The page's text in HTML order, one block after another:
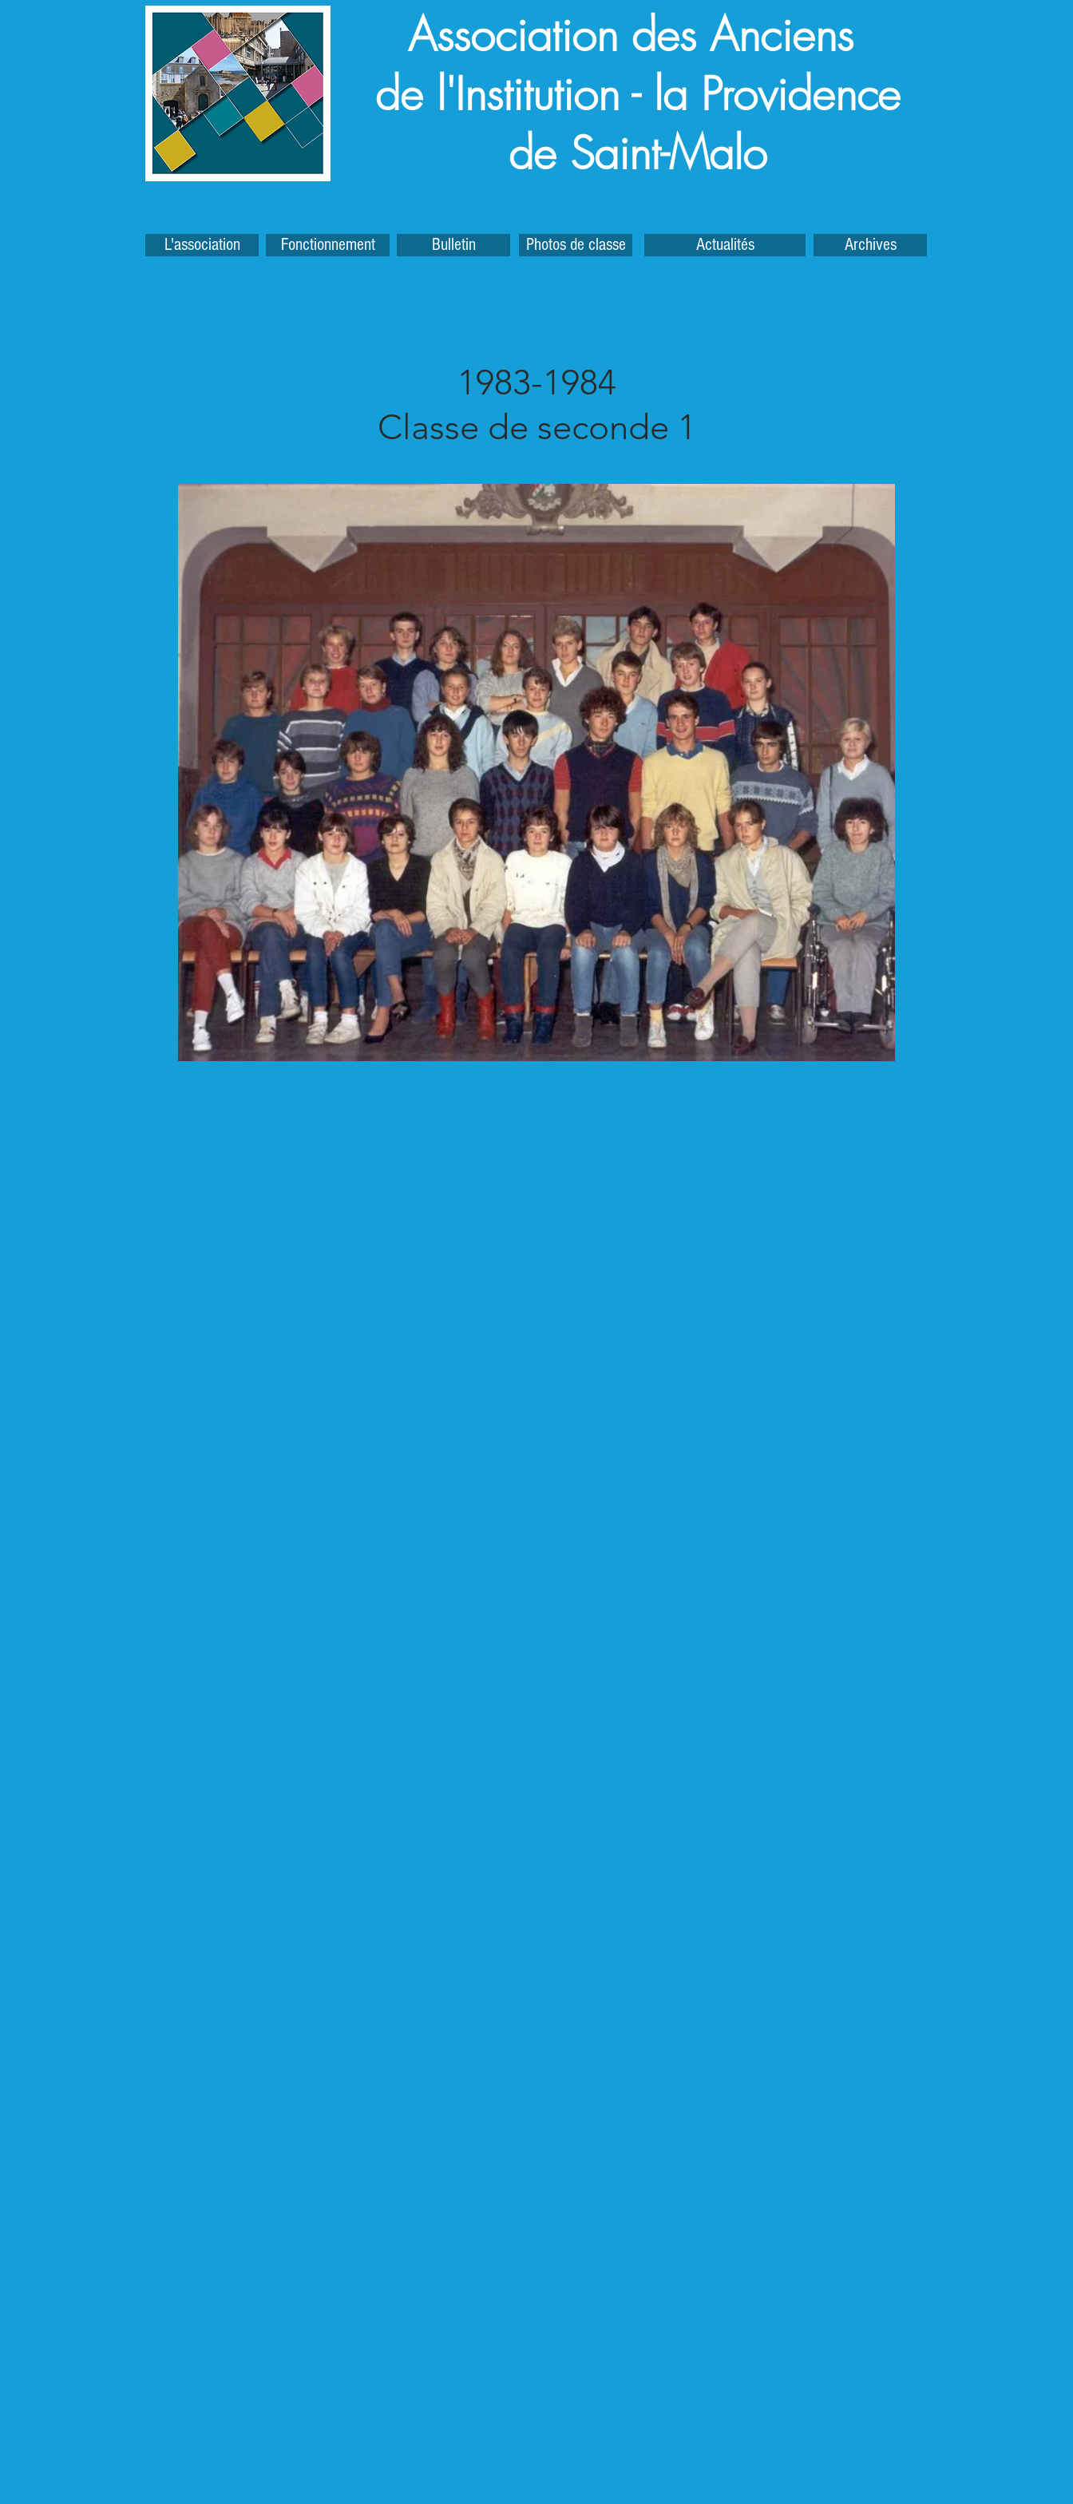
Association des Anciens
de l'Institution - la Providence
de Saint-Malo
L'association Fonctionnement Bulletin Photos de classe Actualités Archives
1983-1984
Classe de seconde 1